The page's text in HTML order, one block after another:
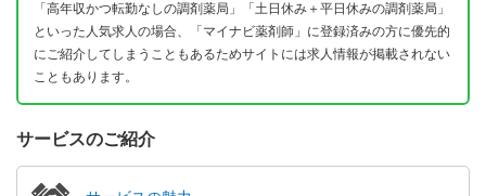
「高年収かつ転勤なしの調剤薬局」「土日休み＋平日休みの調剤薬局」
といった人気求人の場合、「マイナビ薬剤師」に登録済みの方に優先的
にご紹介してしまうこともあるためサイトには求人情報が掲載されない
こともあります。
サービスのご紹介